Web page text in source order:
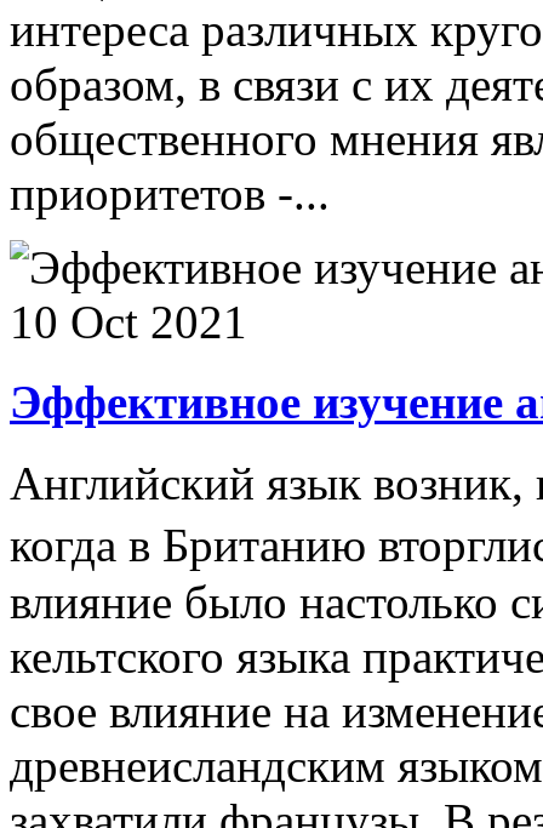
интереса различных
образом, в связи с их
общественного мнения
приоритетов -...
10 Oct 2021
Эффективное изучение
Английский язык
когда в Британию
влияние было настолько
кельтского языка
свое влияние на
древнеисландским